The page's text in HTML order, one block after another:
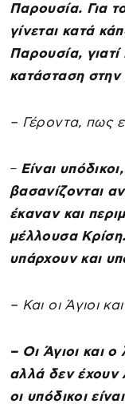
Παρουσία. Για
γίνεται κατά
Παρουσία, γιατί
κατάσταση στην
– Γέροντα, πως
– Είναι
βασανίζονται
έκαναν και
μέλλουσα
υπάρχουν και
– Και οι Άγιοι
– Οι Άγιοι και
αλλά δεν έχουν
οι υπόδικοι